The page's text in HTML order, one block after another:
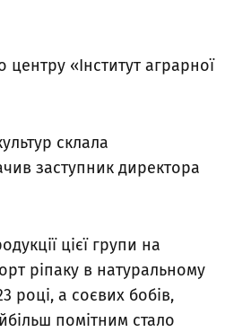
«Інститут аграрної
склала
заступник директора
цієї групи на
ріпаку в натуральному
році, а соєвих бобів,
помітним стало